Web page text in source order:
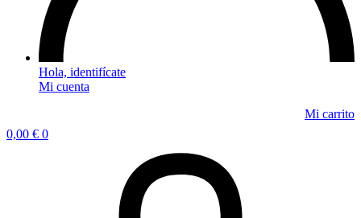
Mi cuenta
0,00 € 0